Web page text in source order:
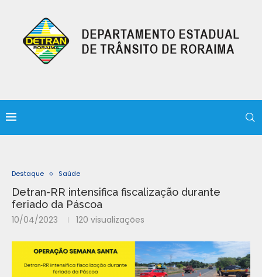
Destaque Saúde
Detran-RR intensifica fiscalização durante
feriado da Páscoa
10/04/2023 120 visualizações